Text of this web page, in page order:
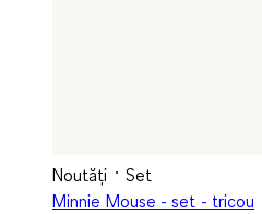
Noutăți
Set
Minnie Mouse - set - tricou